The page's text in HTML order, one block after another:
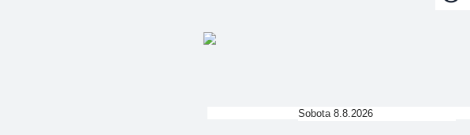
Sobota 8.8.2026